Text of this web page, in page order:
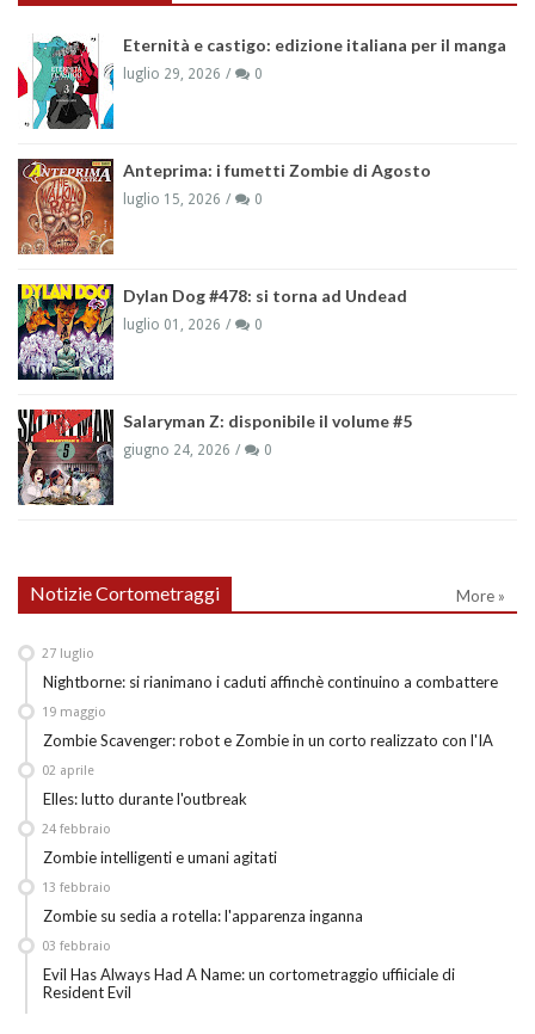
Eternità e castigo: edizione italiana per il manga
luglio 29, 2026 0
Anteprima: i fumetti Zombie di Agosto
luglio 15, 2026 0
Dylan Dog #478: si torna ad Undead
luglio 01, 2026 0
Salaryman Z: disponibile il volume #5
giugno 24, 2026 0
Notizie Cortometraggi More »
Nightborne: si rianimano i caduti affinchè continuino a combattere
27 luglio
Zombie Scavenger: robot e Zombie in un corto realizzato con l'IA
19 maggio
Elles: lutto durante l'outbreak
02 aprile
Zombie intelligenti e umani agitati
24 febbraio
Zombie su sedia a rotella: l'apparenza inganna
13 febbraio
Evil Has Always Had A Name: un cortometraggio uffiiciale di
Resident Evil
03 febbraio